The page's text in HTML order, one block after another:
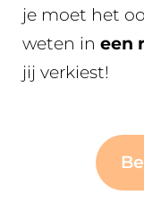
je moet het
weten in een
jij verkiest!